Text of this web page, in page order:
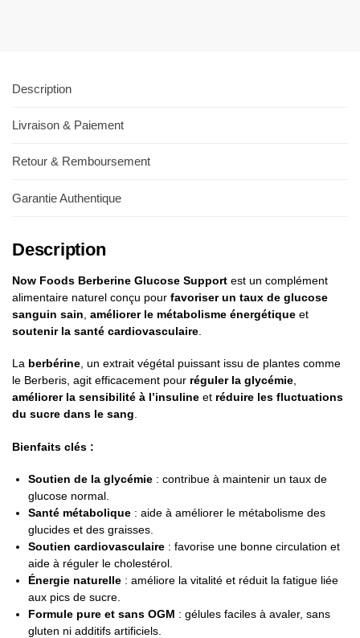
Description
Livraison & Paiement
Retour & Remboursement
Garantie Authentique
Description
Now Foods Berberine Glucose Support est un complément
alimentaire naturel conçu pour favoriser un taux de glucose
sanguin sain améliorer le métabolisme énergétique et
soutenir la santé cardiovasculaire
La berbérine, un extrait végétal puissant issu de plantes comme
le Berberis, agit efficacement pour réguler la glycémie,
améliorer la sensibilité à l’insuline et réduire les fluctuations
du sucre dans le sang.
Bienfaits clés :
Soutien de la glycémie : contribue à maintenir un taux de
glucose normal.
Santé métabolique : aide à améliorer le métabolisme des
glucides et des graisses.
Soutien cardiovasculaire : favorise une bonne circulation et
aide à réguler le cholestérol.
Énergie naturelle : améliore la vitalité et réduit la fatigue liée
aux pics de sucre.
Formule pure et sans OGM : gélules faciles à avaler, sans
gluten ni additifs artificiels.